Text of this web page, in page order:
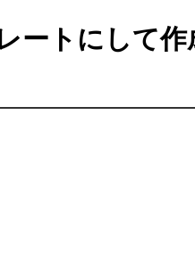
ートにして作